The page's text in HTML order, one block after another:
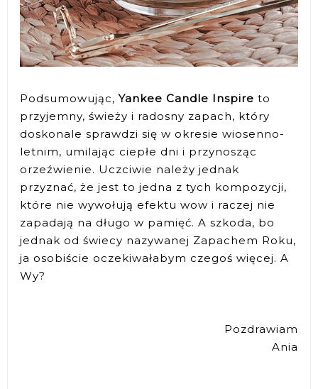
Podsumowując,Yankee Candle Inspire to
przyjemny, świeży i radosny zapach, który
doskonale sprawdzi się w okresie wiosenno-
letnim, umilając ciepłe dni i przynosząc
orzeźwienie. Uczciwie należy jednak
przyznać, że jest to jedna z tych kompozycji,
które nie wywołują efektu wow i raczej nie
zapadają na długo w pamięć. A szkoda, bo
jednak od świecy nazywanej Zapachem Roku,
ja osobiście oczekiwałabym czegoś więcej. A
Wy?
Pozdrawiam
Ania